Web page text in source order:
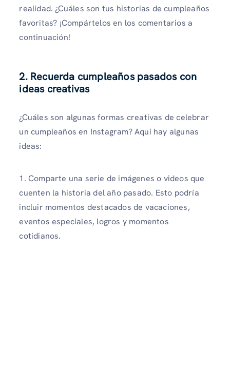
realidad. ¿Cuáles son tus historias de cumpleaños
favoritas? ¡Compártelos en los comentarios a
continuación!
2. Recuerda cumpleaños pasados ​​con
ideas creativas
¿Cuáles son algunas formas creativas de celebrar
un cumpleaños en Instagram? Aqui hay algunas
ideas:
1. Comparte una serie de imágenes o videos que
cuenten la historia del año pasado. Esto podría
incluir momentos destacados de vacaciones,
eventos especiales, logros y momentos
cotidianos.